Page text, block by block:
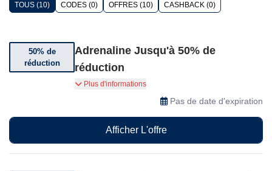
TOUS (10) CODES (0) OFFRES (10) CASHBACK (0)
50% de
réduction
Adrenaline Jusqu'à 50% de
réduction
Jusqu'à 50% de réduction sur une sélection
d'aventures d'Adrenaline.
Plus d'informations
Pas de date d'expiration
Afficher L'offre